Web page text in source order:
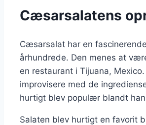
Cæsarsalatens
Cæsarsalat har en
århundrede. Den menes at
en restaurant i Tijuana,
improvisere med de
hurtigt blev populær blandt
Salaten blev hurtigt en favorit